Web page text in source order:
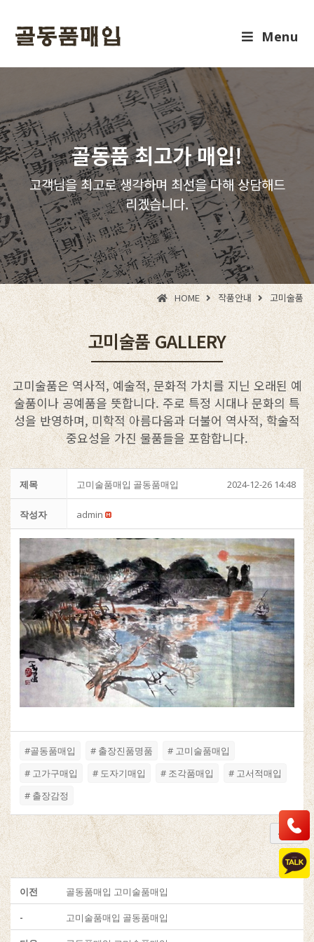
Menu
골동품 최고가 매입!
고객님을 최고로 생각하며 최선을 다해 상담해드
리겠습니다.
HOME 작품안내 고미술품
고미술품 GALLERY
고미술품은 역사적, 예술적, 문화적 가치를 지닌 오래된 예
술품이나 공예품을 뜻합니다. 주로 특정 시대나 문화의 특
성을 반영하며, 미학적 아름다움과 더불어 역사적, 학술적
중요성을 가진 물품들을 포함합니다.
제목 고미술품매입 골동품매입 2024-12-26 14:48
작성자 admin
#골동품매입 # 출장진품명품
# 고미술품매입
# 고가구매입
# 도자기매입 # 조각품매입
# 고서적매입
# 출장감정
목록
이전 골동품매입 고미술품매입
- 고미술품매입 골동품매입